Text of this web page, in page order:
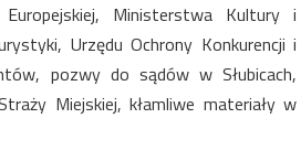
Ministerstwa Kultury i
Urzędu Ochrony Konkurencji i
pozwy do sądów w Słubicach,
Miejskiej, kłamliwe materiały w